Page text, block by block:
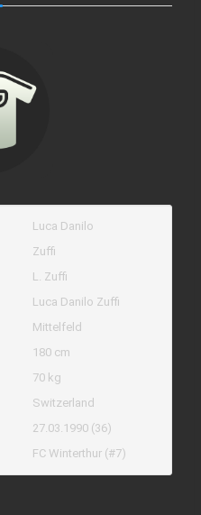
Luca Danilo
Zuffi
L. Zuffi
Luca Danilo Zuffi
Mittelfeld
180 cm
70 kg
Switzerland
27.03.1990 (36)
FC Winterthur (#7)